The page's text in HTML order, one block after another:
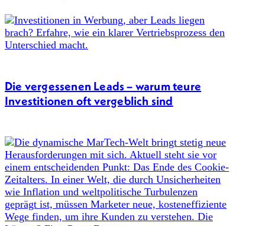
Die vergessenen Leads – warum teure
Investitionen oft vergeblich sind